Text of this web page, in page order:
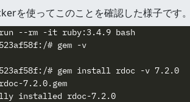
を使ってこのことを確認した様子です。
--rm -it ruby:3.4.9 bash
# gem -v
# gem install rdoc -v 7.2.0
7.2.0.gem
installed rdoc-7.2.0